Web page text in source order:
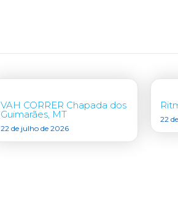
VAH CORRER Chapada dos
Guimarães, MT
22 de julho de 2026
22